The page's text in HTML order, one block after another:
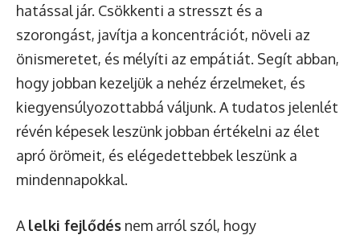
hatással jár. Csökkenti a stresszt és a
szorongást, javítja a koncentrációt, növeli az
önismeretet, és mélyíti az empátiát. Segít abban,
hogy jobban kezeljük a nehéz érzelmeket, és
kiegyensúlyozottabbá váljunk. A tudatos jelenlét
révén képesek leszünk jobban értékelni az élet
apró örömeit, és elégedettebbek leszünk a
mindennapokkal.
A lelki fejlődés nem arról szól, hogy